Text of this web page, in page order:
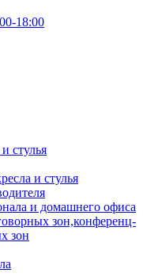
18:00
стулья
и стулья
и домашнего офиса
зон,конференц-
зон